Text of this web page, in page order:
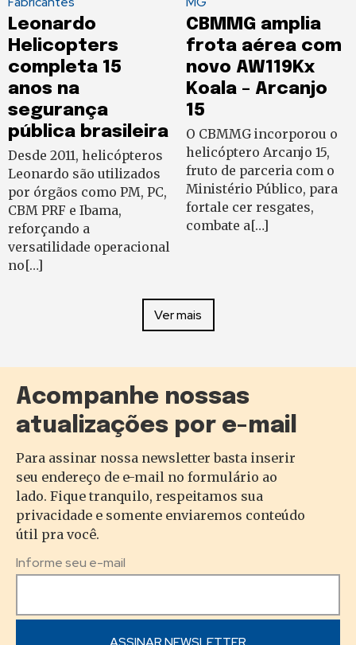
Leonardo
Helicopters
completa 15
anos na
segurança
pública brasileira
Desde 2011, helicópteros
Leonardo são utilizados
por órgãos como PM, PC,
CBM PRF e Ibama,
reforçando a
versatilidade operacional
no[…]
CBMMG amplia
frota aérea com
novo AW119Kx
Koala – Arcanjo
15
O CBMMG incorporou o
helicóptero Arcanjo 15,
fruto de parceria com o
Ministério Público, para
fortale cer resgates,
combate a[…]
Ver mais
Acompanhe nossas
atualizações por e-mail
Para assinar nossa newsletter basta inserir
seu endereço de e-mail no formulário ao
lado. Fique tranquilo, respeitamos sua
privacidade e somente enviaremos conteúdo
útil pra você.
Informe seu e-mail